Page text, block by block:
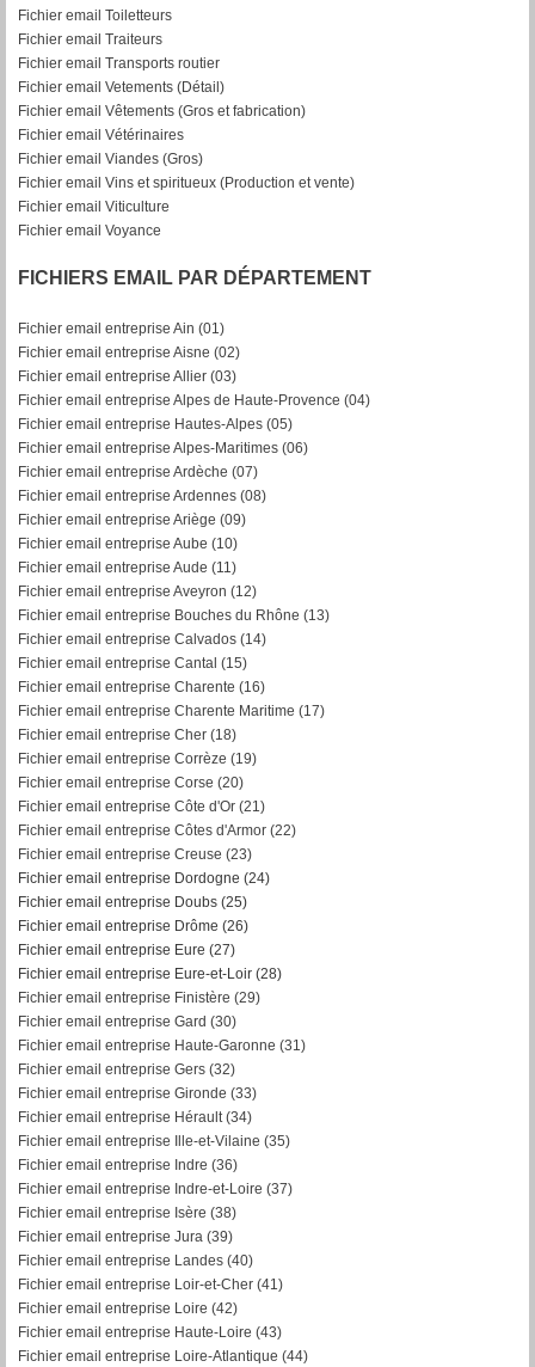
Fichier email Toiletteurs
Fichier email Traiteurs
Fichier email Transports routier
Fichier email Vetements (Détail)
Fichier email Vêtements (Gros et fabrication)
Fichier email Vétérinaires
Fichier email Viandes (Gros)
Fichier email Vins et spiritueux (Production et vente)
Fichier email Viticulture
Fichier email Voyance
FICHIERS EMAIL PAR DÉPARTEMENT
Fichier email entreprise Ain (01)
Fichier email entreprise Aisne (02)
Fichier email entreprise Allier (03)
Fichier email entreprise Alpes de Haute-Provence (04)
Fichier email entreprise Hautes-Alpes (05)
Fichier email entreprise Alpes-Maritimes (06)
Fichier email entreprise Ardèche (07)
Fichier email entreprise Ardennes (08)
Fichier email entreprise Ariège (09)
Fichier email entreprise Aube (10)
Fichier email entreprise Aude (11)
Fichier email entreprise Aveyron (12)
Fichier email entreprise Bouches du Rhône (13)
Fichier email entreprise Calvados (14)
Fichier email entreprise Cantal (15)
Fichier email entreprise Charente (16)
Fichier email entreprise Charente Maritime (17)
Fichier email entreprise Cher (18)
Fichier email entreprise Corrèze (19)
Fichier email entreprise Corse (20)
Fichier email entreprise Côte d'Or (21)
Fichier email entreprise Côtes d'Armor (22)
Fichier email entreprise Creuse (23)
Fichier email entreprise Dordogne (24)
Fichier email entreprise Doubs (25)
Fichier email entreprise Drôme (26)
Fichier email entreprise Eure (27)
Fichier email entreprise Eure-et-Loir (28)
Fichier email entreprise Finistère (29)
Fichier email entreprise Gard (30)
Fichier email entreprise Haute-Garonne (31)
Fichier email entreprise Gers (32)
Fichier email entreprise Gironde (33)
Fichier email entreprise Hérault (34)
Fichier email entreprise Ille-et-Vilaine (35)
Fichier email entreprise Indre (36)
Fichier email entreprise Indre-et-Loire (37)
Fichier email entreprise Isère (38)
Fichier email entreprise Jura (39)
Fichier email entreprise Landes (40)
Fichier email entreprise Loir-et-Cher (41)
Fichier email entreprise Loire (42)
Fichier email entreprise Haute-Loire (43)
Fichier email entreprise Loire-Atlantique (44)